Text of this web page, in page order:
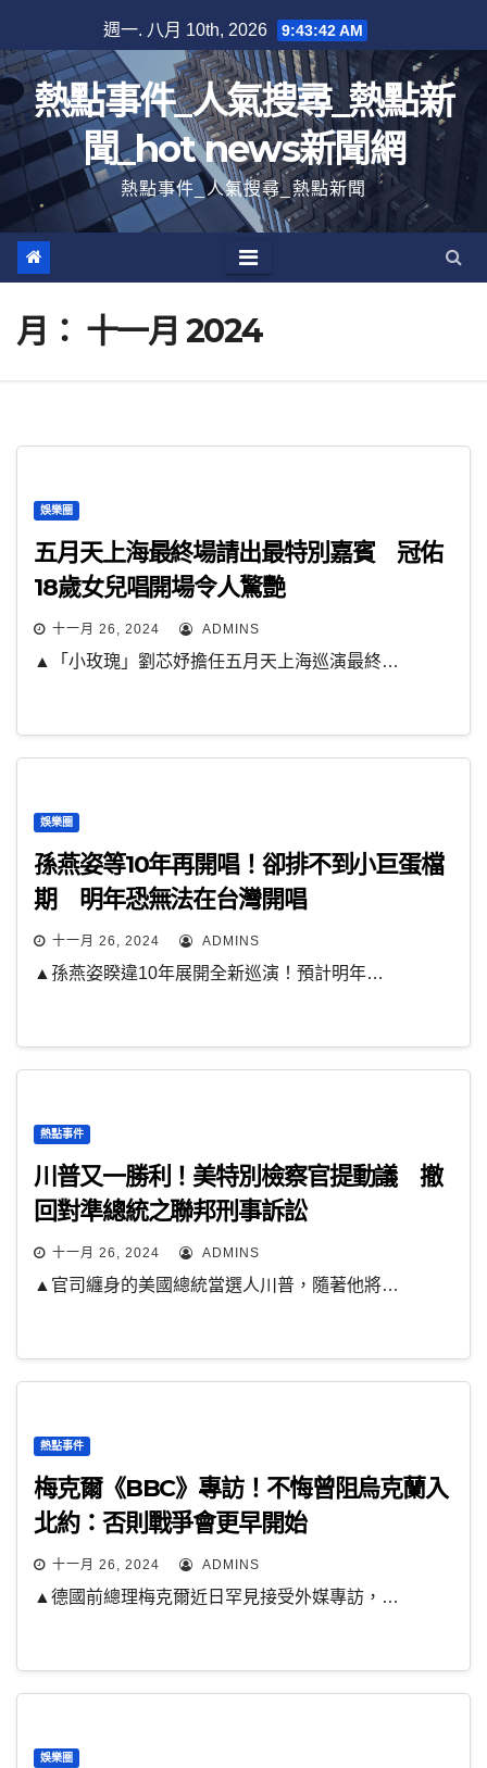
至
內
容
週一. 八月 10th, 2026 9:43:43 AM
熱點事件_人氣搜尋_熱點新
聞_hot news新聞網
熱點事件_人氣搜尋_熱點新聞
月： 十一月 2024
娛樂圈
五月天上海最終場請出最特別嘉賓 冠佑
18歲女兒唱開場令人驚艷
十一月 26, 2024 ADMINS
▲「小玫瑰」劉芯妤擔任五月天上海巡演最終…
娛樂圈
孫燕姿等10年再開唱！卻排不到小巨蛋檔
期 明年恐無法在台灣開唱
十一月 26, 2024 ADMINS
▲孫燕姿睽違10年展開全新巡演！預計明年…
熱點事件
川普又一勝利！美特別檢察官提動議 撤
回對準總統之聯邦刑事訴訟
十一月 26, 2024 ADMINS
▲官司纏身的美國總統當選人川普，隨著他將…
熱點事件
梅克爾《BBC》專訪！不悔曾阻烏克蘭入
北約：否則戰爭會更早開始
十一月 26, 2024 ADMINS
▲德國前總理梅克爾近日罕見接受外媒專訪，…
娛樂圈